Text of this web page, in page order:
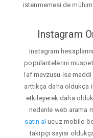
istenmemesi de mühim
Instagram
Instagram
popülaritelerini
laf mevzusu ise maddi
arttıkça daha oldukça
etkileyerek daha
nedenle web arama
satın al ucuz mobile
takipçi sayısı